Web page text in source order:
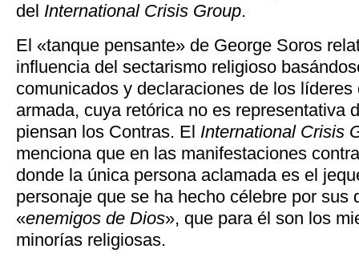
del International Crisis Group.
El «tanque pensante» de George Soros
influencia del sectarismo religioso
comunicados y declaraciones de los líderes
armada, cuya retórica no es representativa
piensan los Contras. El International Crisis
menciona que en las manifestaciones
donde la única persona aclamada es el
personaje que se ha hecho célebre por sus
«enemigos de Dios», que para él son los
minorías religiosas.